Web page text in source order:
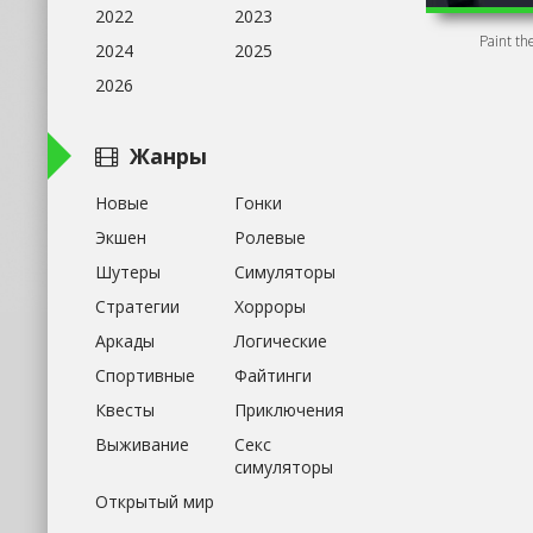
Paint
2022
2023
2024
2025
2026
Жанры
Новые
Гонки
Экшен
Ролевые
Шутеры
Симуляторы
Стратегии
Хорроры
Аркады
Логические
Спортивные
Файтинги
Квесты
Приключения
Выживание
Секс
симуляторы
Открытый мир